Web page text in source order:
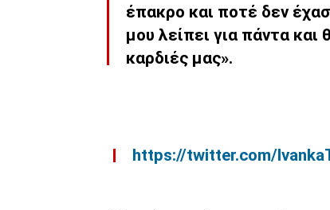
έπακρο και ποτέ δεν
μου λείπει για πάντα και
καρδιές μας».
https://twitter.com/